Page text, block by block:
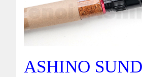
ASHINO